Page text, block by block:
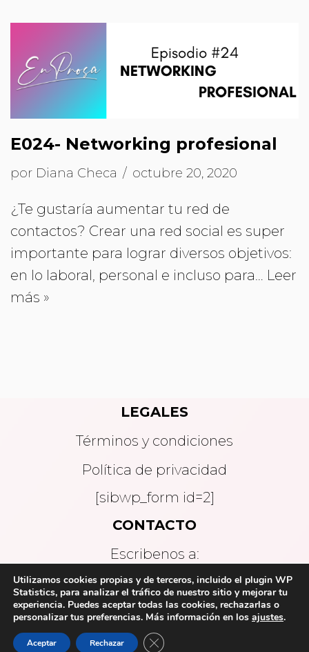
E024- Networking profesional
por Diana Checa octubre 20, 2020
¿Te gustaría aumentar tu red de
contactos? Crear una red social es super
importante para lograr diversos objetivos:
en lo laboral, personal e incluso para… Leer
más »
LEGALES
Términos y condiciones
Política de privacidad
[sibwp_form id=2]
CONTACTO
Escribenos a:
contacto@enprosa.com
© En Prosa Podcast | Todos los derechos
Utilizamos cookies propias y de terceros, incluido el plugin WP
Statistics, para analizar el tráfico de nuestro sitio y mejorar tu
experiencia. Puedes aceptar todas las cookies, rechazarlas o
personalizar tus preferencias. Más información en los ajustes.
Aceptar Rechazar Cerrar el banner de cookies RGPD